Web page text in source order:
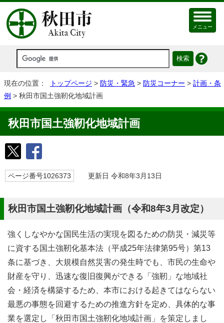
メニュー
現在の位置： トップページ > 防災・緊急 > 防災コーナー > 計画・条
例 > 秋田市国土強靭化地域計画
秋田市国土強靭化地域計画
ページ番号1026373 更新日 令和8年3月13日
秋田市国土強靭化地域計画（令和8年3月改定）
強くしなやかな国民生活の実現を図るための防災・減災等
に資する国土強靭化基本法（平成25年法律第95号）第13
条に基づき、大規模自然災害の発生時でも、市民の生命や
財産を守り、迅速な復旧復興ができる「強靭」な地域社
会・経済を構築するため、本市における起きてはならない
最悪の事態を回避するための推進方針を定め、具体的な事
業を選定し「秋田市国土強靭化地域計画」を策定しまし